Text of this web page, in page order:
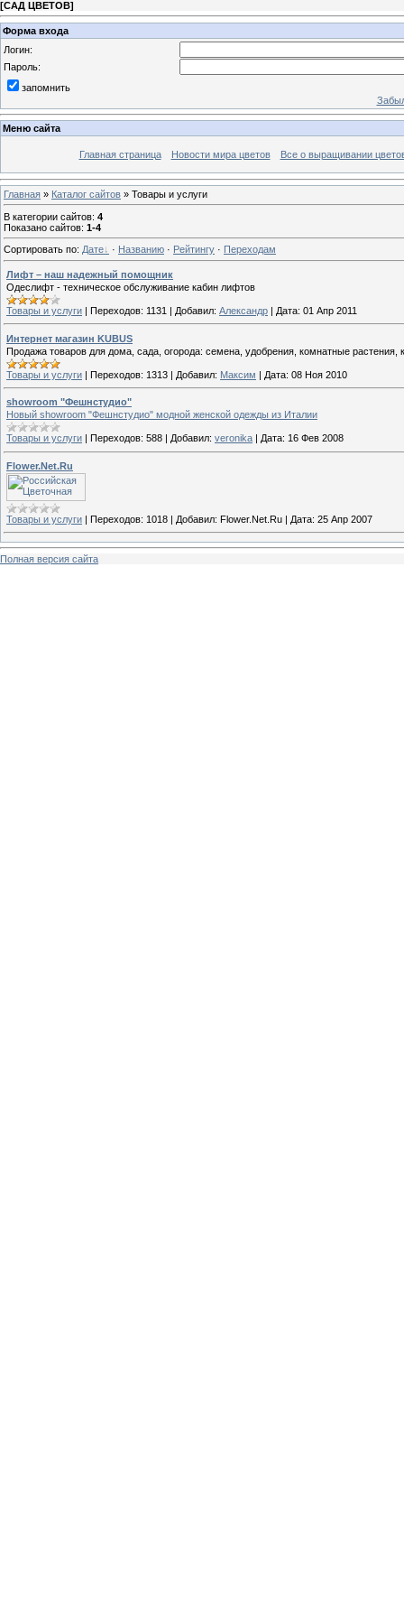
[САД ЦВЕТОВ]
Форма входа
Логин:
Пароль:
запомнить
Меню сайта
Главная страница Новости мира цветов Все о выращивании
Главная » Каталог сайтов » Товары и услуги
В категории сайтов: 4
Показано сайтов: 1-4
Сортировать по: Дате · Названию · Рейтингу · Переходам
Лифт – наш надежный помощник
Одеслифт - техническое обслуживание кабин лифтов
Товары и услуги | Переходов: 1131 | Добавил: Александр | Дата: 01 Апр 2011
Интернет магазин KUBUS
Продажа товаров для дома, сада, огорода: семена, удобрения, комнатные растения,
Товары и услуги | Переходов: 1313 | Добавил: Максим | Дата: 08 Ноя 2010
showroom "Фешнстудио"
Новый showroom "Фешнстудио" модной женской одежды из Италии
Товары и услуги Переходов: 588 Добавил: veronika Дата: 16 Фев 2008
Flower.Net.Ru
Товары и услуги | Переходов: 1018 | Добавил: Flower.Net.Ru | Дата: 25 Апр 2007
Полная версия сайта